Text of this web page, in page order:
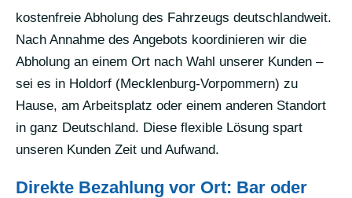
kostenfreie Abholung des Fahrzeugs deutschlandweit.
Nach Annahme des Angebots koordinieren wir die
Abholung an einem Ort nach Wahl unserer Kunden –
sei es in Holdorf (Mecklenburg-Vorpommern) zu
Hause, am Arbeitsplatz oder einem anderen Standort
in ganz Deutschland. Diese flexible Lösung spart
unseren Kunden Zeit und Aufwand.
Direkte Bezahlung vor Ort: Bar oder